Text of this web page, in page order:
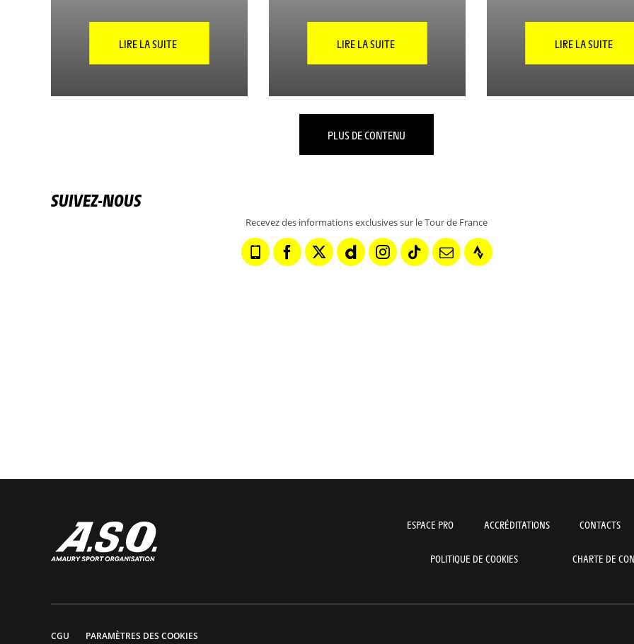
LIRE LA SUITE LIRE LA SUITE LIRE LA SUITE
PLUS DE CONTENU
SUIVEZ-NOUS
Recevez des informations exclusives sur le Tour de France
ESPACE PRO ACCRÉDITATIONS CONTACTS
POLITIQUE DE COOKIES CHARTE DE
CGU PARAMÈTRES DES COOKIES